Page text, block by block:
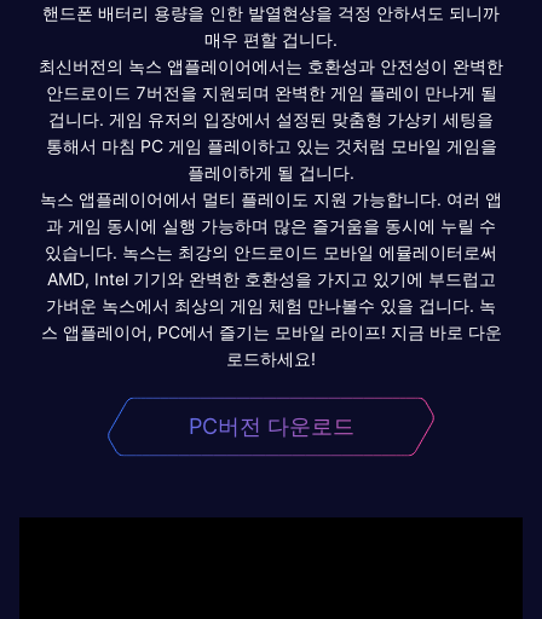
핸드폰 배터리 용량을 인한 발열현상을 걱정 안하셔도 되니까
매우 편할 겁니다.
최신버전의 녹스 앱플레이어에서는 호환성과 안전성이 완벽한
안드로이드 7버전을 지원되며 완벽한 게임 플레이 만나게 될
겁니다. 게임 유저의 입장에서 설정된 맞춤형 가상키 세팅을
통해서 마침 PC 게임 플레이하고 있는 것처럼 모바일 게임을
플레이하게 될 겁니다.
녹스 앱플레이어에서 멀티 플레이도 지원 가능합니다. 여러 앱
과 게임 동시에 실행 가능하며 많은 즐거움을 동시에 누릴 수
있습니다. 녹스는 최강의 안드로이드 모바일 에뮬레이터로써
AMD, Intel 기기와 완벽한 호환성을 가지고 있기에 부드럽고
가벼운 녹스에서 최상의 게임 체험 만나볼수 있을 겁니다. 녹
스 앱플레이어, PC에서 즐기는 모바일 라이프! 지금 바로 다운
로드하세요!
PC버전 다운로드